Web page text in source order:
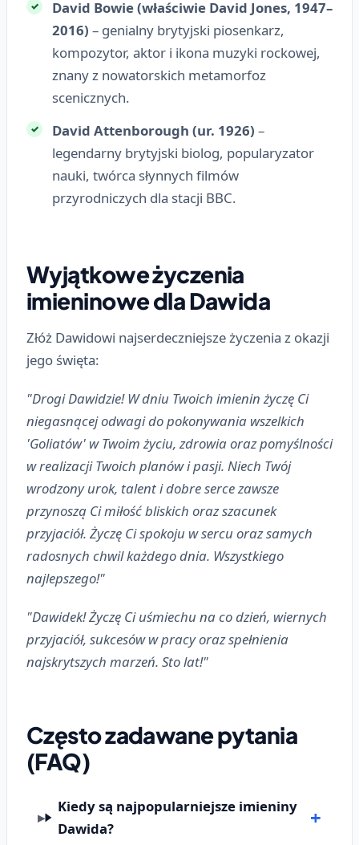
David Bowie (właściwie David Jones, 1947–
2016) – genialny brytyjski piosenkarz,
kompozytor, aktor i ikona muzyki rockowej,
znany z nowatorskich metamorfoz
scenicznych.
David Attenborough (ur. 1926) –
legendarny brytyjski biolog, popularyzator
nauki, twórca słynnych filmów
przyrodniczych dla stacji BBC.
Wyjątkowe życzenia
imieninowe dla Dawida
Złóż Dawidowi najserdeczniejsze życzenia z okazji
jego święta:
"Drogi Dawidzie! W dniu Twoich imienin życzę Ci
niegasnącej odwagi do pokonywania wszelkich
'Goliatów' w Twoim życiu, zdrowia oraz pomyślności
w realizacji Twoich planów i pasji. Niech Twój
wrodzony urok, talent i dobre serce zawsze
przynoszą Ci miłość bliskich oraz szacunek
przyjaciół. Życzę Ci spokoju w sercu oraz samych
radosnych chwil każdego dnia. Wszystkiego
najlepszego!"
"Dawidek! Życzę Ci uśmiechu na co dzień, wiernych
przyjaciół, sukcesów w pracy oraz spełnienia
najskrytszych marzeń. Sto lat!"
Często zadawane pytania
(FAQ)
Kiedy są najpopularniejsze imieniny
Dawida?